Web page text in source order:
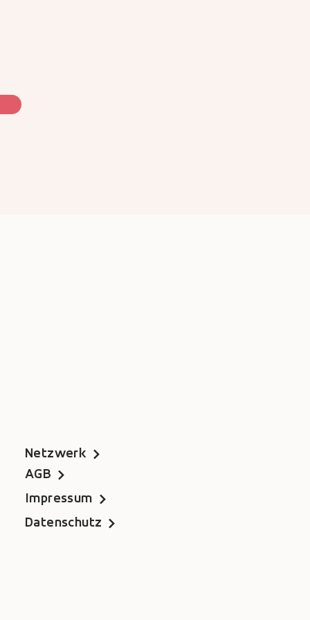
Netzwerk
AGB
Impressum
Datenschutz